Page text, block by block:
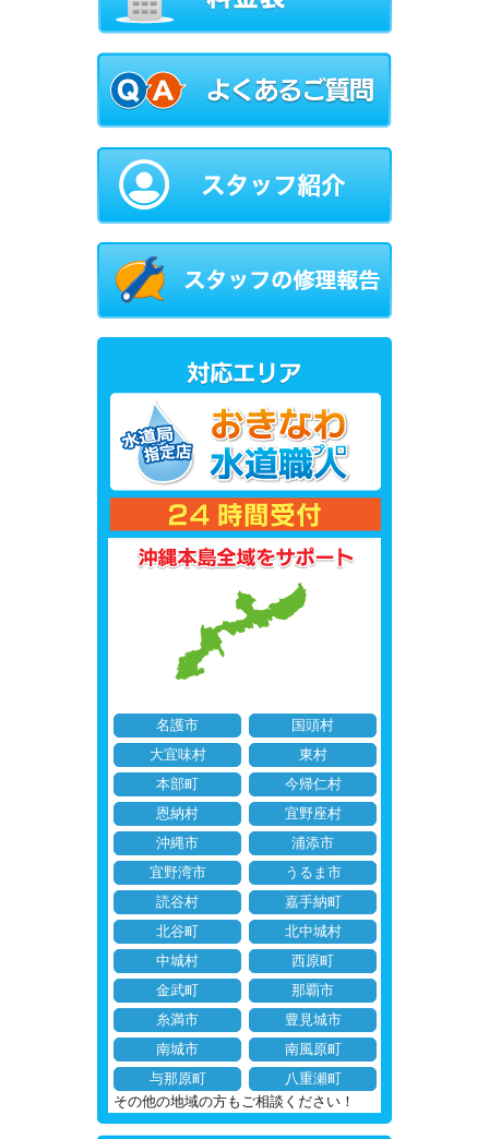
名護市
国頭村
大宜味村
東村
本部町
今帰仁村
恩納村
宜野座村
沖縄市
浦添市
宜野湾市
うるま市
読谷村
嘉手納町
北谷町
北中城村
中城村
西原町
金武町
那覇市
糸満市
豊見城市
南城市
南風原町
与那原町
八重瀬町
その他の地域の方もご相談ください！